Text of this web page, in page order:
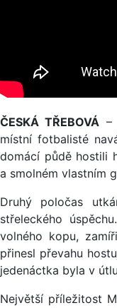
ČESKÁ TŘEBOVÁ –
místní fotbalisté
domácí půdě hostili
a smolném vlastním
Druhý poločas
střeleckého
volného kopu,
přinesl převahu
jedenáctka byla v
Největší příležitost